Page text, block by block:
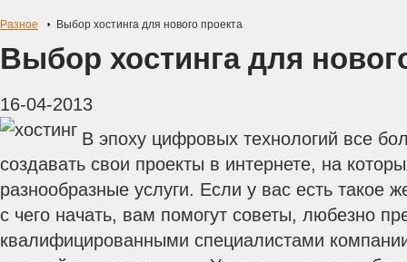
Разное Выбор хостинга для нового проекта
Выбор хостинга для
16-04-2013
В эпоху цифровых технологий все
создавать свои проекты в интернете, на
разнообразные услуги. Если у вас есть такое
с чего начать, вам помогут советы, любезно
квалифицированными специалистами